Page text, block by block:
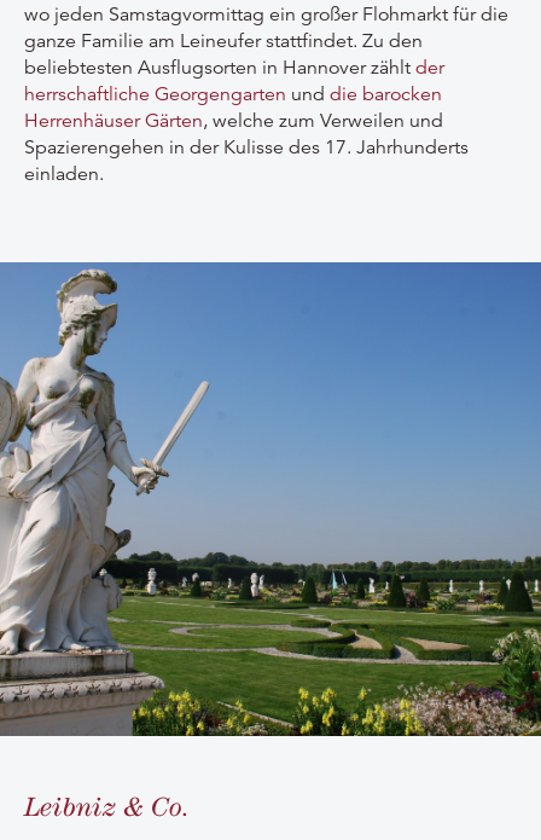
wo jeden Samstagvormittag ein großer Flohmarkt für die
ganze Familie am Leineufer stattfindet. Zu den
beliebtesten Ausflugsorten in Hannover zählt der
herrschaftliche Georgengarten und die barocken
Herrenhäuser Gärten, welche zum Verweilen und
Spazierengehen in der Kulisse des 17. Jahrhunderts
einladen.
Leibniz & Co.